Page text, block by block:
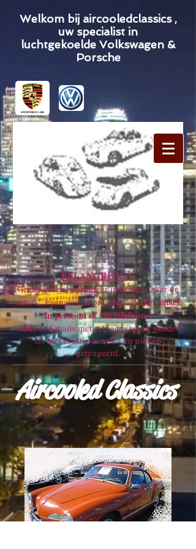
Welkom bij aircooledclassics ,
uw specialist in
luchtgekoelde Volkswagen &
Porsche
BELANGRIJK !!
Graag geven wij u meer informatie over de
auto's , evenals een prijsidee ,echter enkel
in persoon of via telefoon !
SMS of Emails met prijsaanvragen worden
als niet ernstig aanzien en niet op
gereageerd.
Aircooled Classics